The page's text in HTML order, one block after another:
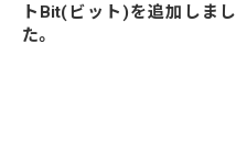
トBit(ビット)を追加しまし
た。